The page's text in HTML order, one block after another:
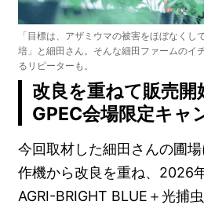
「目標は、アザミウマの被害をほぼなくし
培」と細田さん。そんな細田ファームのイ
るリピーターも。
改良を重ねて販売開
GPEC会場限定キャ
今回取材した細田さんの圃
作機から改良を重ね、2026
AGRI-BRIGHT BLUE＋光捕